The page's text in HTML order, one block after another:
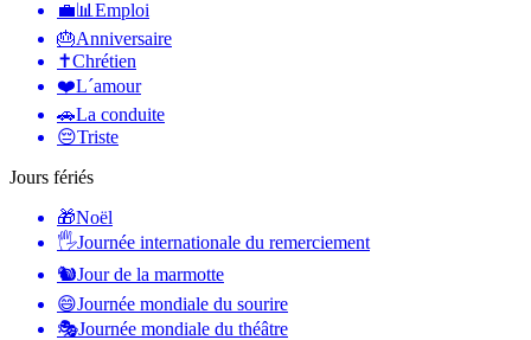
💼📊 Emploi
🎂Anniversaire
✝️Chrétien
❤️L´amour
🚗La conduite
😔Triste
Jours fériés
🎁Noël
🖐Journée internationale du remerciement
🐿Jour de la marmotte
😄Journée mondiale du sourire
🎭Journée mondiale du théâtre